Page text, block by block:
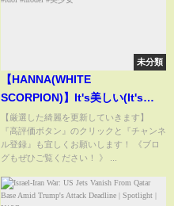
未分類
【HANNA(WHITE
SCORPION)】It's美しい(It's
beautiful) #shorts #actress
#beautiful #blog #idol #model
#美少女
【厳選した綺麗を更新していきます】
『高評価ボタン』のクリックと『チャンネ
ル登録』も宜しくお願いします！ 《ブロ
グもぜひご覧ください！ 》 ...